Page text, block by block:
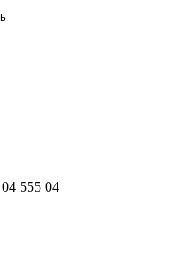
04 555 04